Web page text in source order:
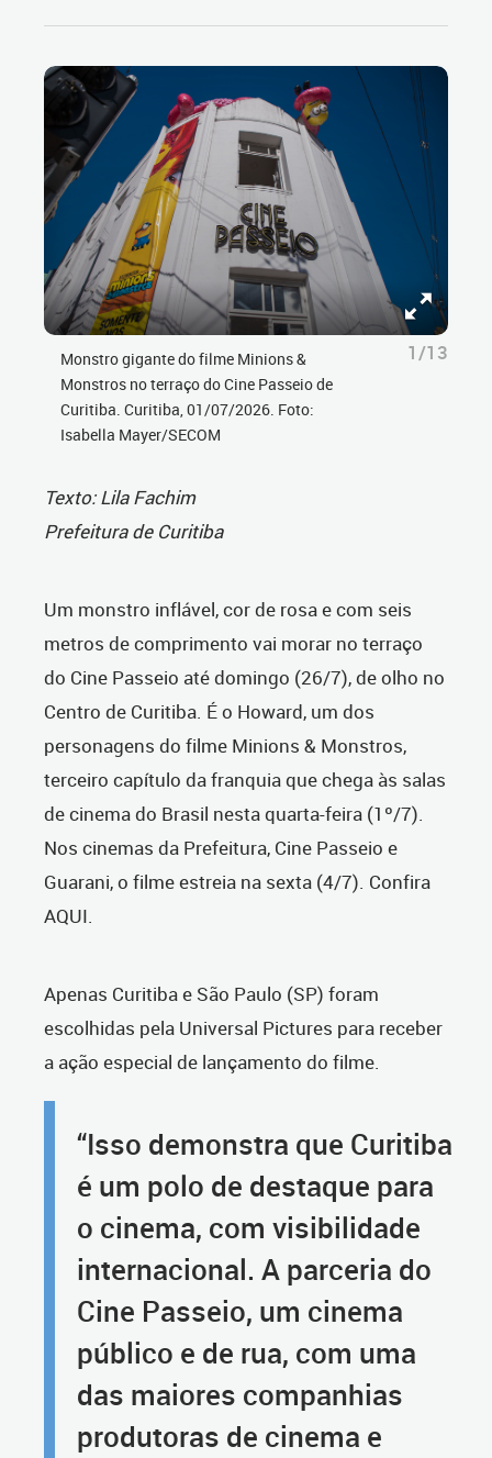
Monstro gigante do filme Minions &
Monstros no terraço do Cine Passeio de
Curitiba. Curitiba, 01/07/2026. Foto:
Isabella Mayer/SECOM
1/13
Texto: Lila Fachim
Prefeitura de Curitiba
Um monstro inflável, cor de rosa e com seis
metros de comprimento vai morar no terraço
do Cine Passeio até domingo (26/7), de olho no
Centro de Curitiba. É o Howard, um dos
personagens do filme Minions & Monstros,
terceiro capítulo da franquia que chega às salas
de cinema do Brasil nesta quarta-feira (1º/7).
Nos cinemas da Prefeitura, Cine Passeio e
Guarani, o filme estreia na sexta (4/7). Confira
AQUI.
Apenas Curitiba e São Paulo (SP) foram
escolhidas pela Universal Pictures para receber
a ação especial de lançamento do filme.
“Isso demonstra que Curitiba
é um polo de destaque para
o cinema, com visibilidade
internacional. A parceria do
Cine Passeio, um cinema
público e de rua, com uma
das maiores companhias
produtoras de cinema e